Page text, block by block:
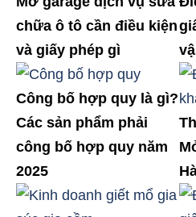
chữa ô tô cần điều kiện
và giấy phép gì
Công bố hợp quy là gì?
Các sản phẩm phải
công bố hợp quy năm
2025